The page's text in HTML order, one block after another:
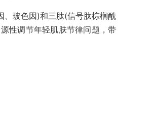
、玻色因)和三肽(信号肽棕榈酰
性调节年轻肌肤节律问题，带